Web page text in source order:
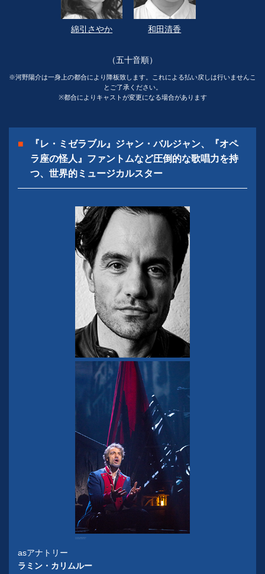
綿引さやか 和田清香
（五十音順）
※河野陽介は一身上の都合により降板致します。これによる払い戻しは行いませんこ
とご了承ください。
※都合によりキャストが変更になる場合があります
『レ・ミゼラブル』ジャン・バルジャン、『オペ
ラ座の怪人』ファントムなど圧倒的な歌唱力を持
つ、世界的ミュージカルスター
asアナトリー
ラミン・カリムルー